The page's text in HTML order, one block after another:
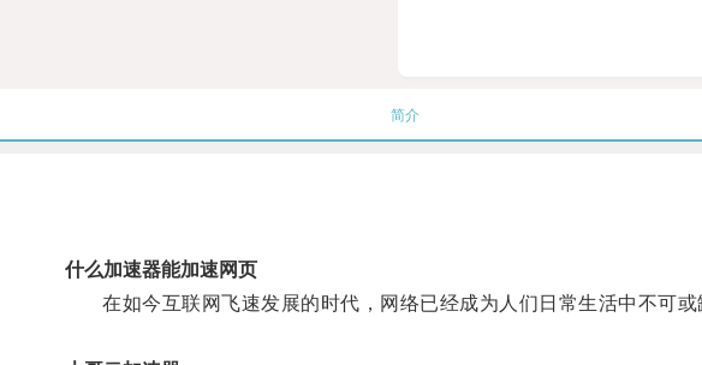
简介
什么加速器能加速网页
在如今互联网飞速发展的时代，网络已经成为人们日常生活中不可或